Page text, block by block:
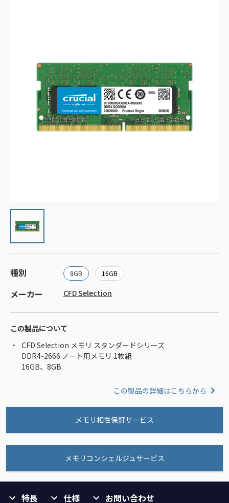
種別 8GB 16GB
メーカー CFD Selection
この製品について
CFD Selection メモリ スタンダードシリーズ
DDR4-2666 ノート用メモリ 1枚組
16GB、8GB
この製品の詳細はこちらから
メモリ相性保証サービス
メモリコンシェルジュサービス
特長 仕様 お問い合わせ